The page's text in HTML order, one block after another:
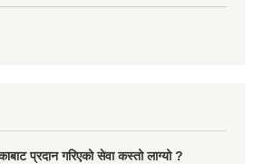
प्रदान गरिएको सेवा कस्तो लाग्यो ?